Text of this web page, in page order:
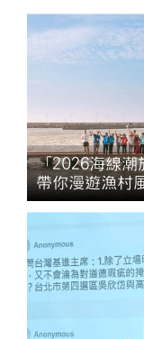
「2026海線潮
帶你漫遊漁村